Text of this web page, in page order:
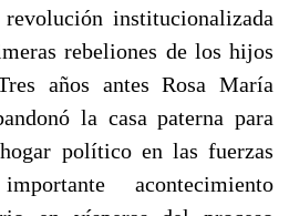
institucionalizada
rebeliones de los hijos
años antes Rosa María
la casa paterna para
político en las fuerzas
acontecimiento